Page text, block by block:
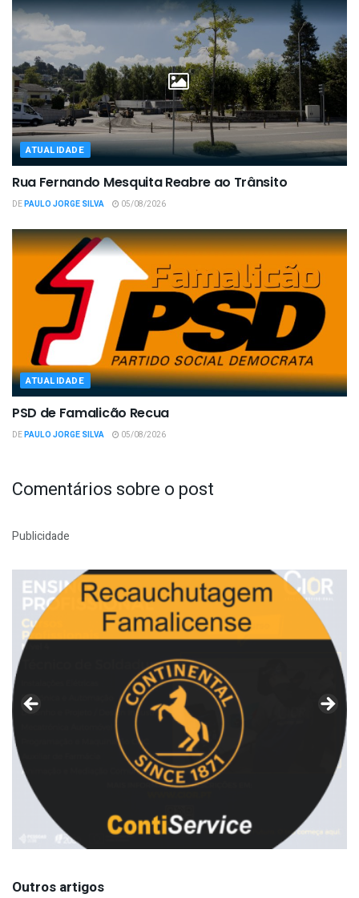
ATUALIDADE
Rua Fernando Mesquita Reabre ao Trânsito
DEPAULO JORGE SILVA 05/08/2026
ATUALIDADE
PSD de Famalicão Recua
DEPAULO JORGE SILVA 05/08/2026
Comentários sobre o post
Publicidade
Outros artigos